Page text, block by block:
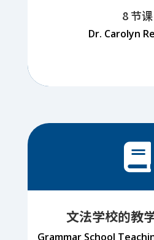
8 节课
Dr. Carolyn

文法学校的教
Grammar School